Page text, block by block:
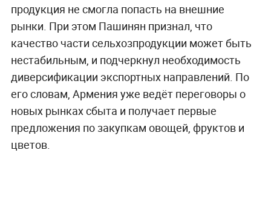
продукция не смогла попасть на внешние
рынки. При этом Пашинян признал, что
качество части сельхозпродукции может быть
нестабильным, и подчеркнул необходимость
диверсификации экспортных направлений. По
его словам, Армения уже ведёт переговоры о
новых рынках сбыта и получает первые
предложения по закупкам овощей, фруктов и
цветов.